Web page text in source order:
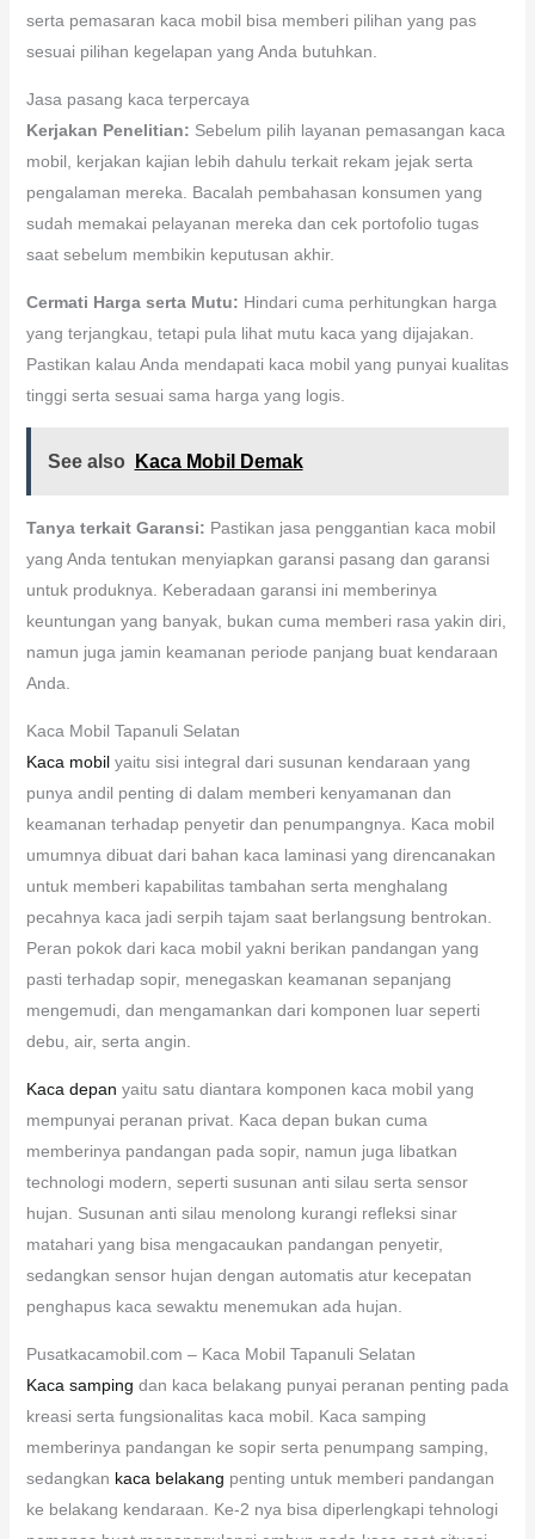
serta pemasaran kaca mobil bisa memberi pilihan yang pas
sesuai pilihan kegelapan yang Anda butuhkan.
Jasa pasang kaca terpercaya
Kerjakan Penelitian: Sebelum pilih layanan pemasangan kaca
mobil, kerjakan kajian lebih dahulu terkait rekam jejak serta
pengalaman mereka. Bacalah pembahasan konsumen yang
sudah memakai pelayanan mereka dan cek portofolio tugas
saat sebelum membikin keputusan akhir.
Cermati Harga serta Mutu: Hindari cuma perhitungkan harga
yang terjangkau, tetapi pula lihat mutu kaca yang dijajakan.
Pastikan kalau Anda mendapati kaca mobil yang punyai kualitas
tinggi serta sesuai sama harga yang logis.
See also Kaca Mobil Demak
Tanya terkait Garansi: Pastikan jasa penggantian kaca mobil
yang Anda tentukan menyiapkan garansi pasang dan garansi
untuk produknya. Keberadaan garansi ini memberinya
keuntungan yang banyak, bukan cuma memberi rasa yakin diri,
namun juga jamin keamanan periode panjang buat kendaraan
Anda.
Kaca Mobil Tapanuli Selatan
Kaca mobilyaitu sisi integral dari susunan kendaraan yang
punya andil penting di dalam memberi kenyamanan dan
keamanan terhadap penyetir dan penumpangnya. Kaca mobil
umumnya dibuat dari bahan kaca laminasi yang direncanakan
untuk memberi kapabilitas tambahan serta menghalang
pecahnya kaca jadi serpih tajam saat berlangsung bentrokan.
Peran pokok dari kaca mobil yakni berikan pandangan yang
pasti terhadap sopir, menegaskan keamanan sepanjang
mengemudi, dan mengamankan dari komponen luar seperti
debu, air, serta angin.
Kaca depan yaitu satu diantara komponen kaca mobil yang
mempunyai peranan privat. Kaca depan bukan cuma
memberinya pandangan pada sopir, namun juga libatkan
technologi modern, seperti susunan anti silau serta sensor
hujan. Susunan anti silau menolong kurangi refleksi sinar
matahari yang bisa mengacaukan pandangan penyetir,
sedangkan sensor hujan dengan automatis atur kecepatan
penghapus kaca sewaktu menemukan ada hujan.
Pusatkacamobil.com – Kaca Mobil Tapanuli Selatan
Kaca samping dan kaca belakang punyai peranan penting pada
kreasi serta fungsionalitas kaca mobil. Kaca samping
memberinya pandangan ke sopir serta penumpang samping,
sedangkan kaca belakang penting untuk memberi pandangan
ke belakang kendaraan. Ke-2 nya bisa diperlengkapi tehnologi